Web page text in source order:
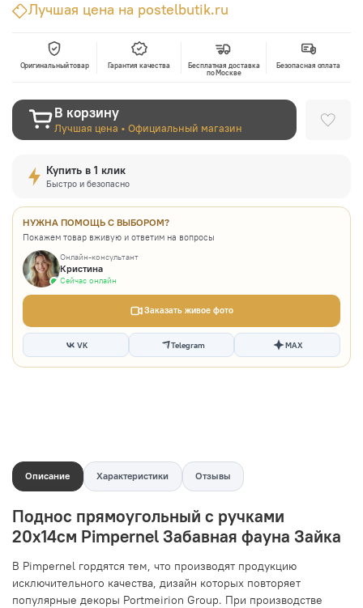
Лучшая цена на postelbutik.ru
Оригинальный товар Гарантия качества
Бесплатная доставка
по Москве
Безопасная оплата
В корзину
Лучшая цена • Официальный магазин
Купить в 1 клик
Быстро и безопасно
НУЖНА ПОМОЩЬ С ВЫБОРОМ?
Покажем товар вживую и ответим на вопросы
Онлайн-консультант
Кристина
Сейчас онлайн
Заказать живое фото
VK Telegram MAX
Описание Характеристики Отзывы
Поднос прямоугольный с ручками
20х14см Pimpernel Забавная фауна Зайка
В Pimpernel гордятся тем, что производят продукцию
исключительного качества, дизайн которых повторяет
популярные декоры Portmeirion Group. При производстве